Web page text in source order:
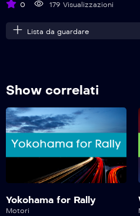
Safe Drive –
0 179 Visualizzazioni
Lista da guardare
Show correlati
Yokohama for Rally
Motori